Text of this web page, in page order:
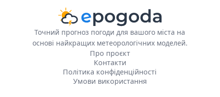
Точний прогноз погоди для вашого міста на
основі найкращих метеорологічних моделей.
Про проєкт
Контакти
Політика конфіденційності
Умови використання